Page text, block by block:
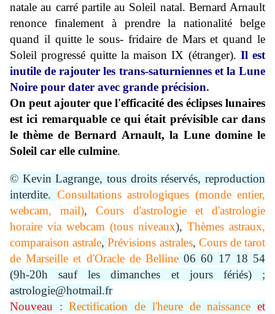
natale au carré partile au Soleil natal. Bernard Arnault
renonce finalement à prendre la nationalité belge
quand il quitte le sous- fridaire de Mars et quand le
Soleil progressé quitte la maison IX (étranger). Il est
inutile de rajouter les trans-saturniennes et la Lune
Noire pour dater avec grande précision.
On peut ajouter que l'efficacité des éclipses lunaires
est ici remarquable ce qui était prévisible car dans
le thème de Bernard Arnault, la Lune domine le
Soleil car elle culmine.
© Kevin Lagrange, tous droits réservés, reproduction
interdite. Consultations astrologiques (monde entier,
webcam, mail),Cours d'astrologie et d'astrologie
horaire via webcam (tous niveaux), Thèmes astraux,
comparaison astrale,Prévisions astrales, Cours de tarot
de Marseille et d'Oracle de Belline 06 60 17 18 54
(9h-20h sauf les dimanches et jours fériés) ;
astrologie@hotmail.fr
Nouveau :Rectification de l'heure de naissance et